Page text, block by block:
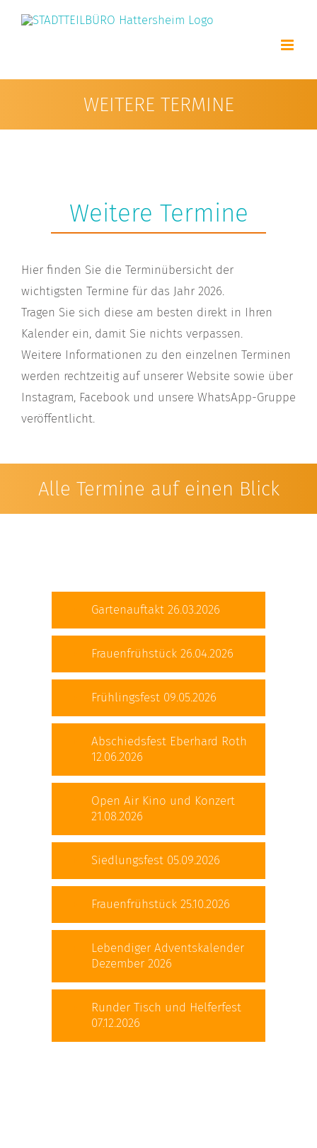
WEITERE TERMINE
Weitere Termine
Hier finden Sie die Terminübersicht der
wichtigsten Termine für das Jahr 2026.
Tragen Sie sich diese am besten direkt in Ihren
Kalender ein, damit Sie nichts verpassen.
Weitere Informationen zu den einzelnen Terminen
werden rechtzeitig auf unserer Website sowie über
Instagram, Facebook und unsere WhatsApp-Gruppe
veröffentlicht.
Alle Termine auf einen Blick
Gartenauftakt 26.03.2026
Frauenfrühstück 26.04.2026
Frühlingsfest 09.05.2026
Abschiedsfest Eberhard Roth
12.06.2026
Open Air Kino und Konzert
21.08.2026
Siedlungsfest 05.09.2026
Frauenfrühstück 25.10.2026
Lebendiger Adventskalender
Dezember 2026
Runder Tisch und Helferfest
07.12.2026